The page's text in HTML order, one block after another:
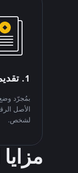
1. تقديم طلب
بمُجرّد
لشخص.